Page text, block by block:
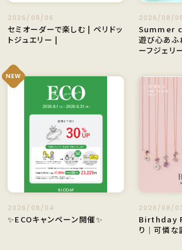
2026/08/06
セミオーダーで楽しむ | ペリドッ
トジュエリー |
2026/08/
Summer
遊び⼼あふ
ーフジェリ
NEW
2026/08/04
✨ECOキャンペーン開催✨
2026/08/
Birthday
り｜可憐な